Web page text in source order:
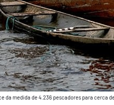
da medida de 4.236 pescadores para cerca